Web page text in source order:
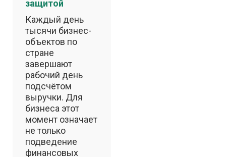
защитой
Каждый день
тысячи бизнес-
объектов по
стране
завершают
рабочий день
подсчётом
выручки. Для
бизнеса этот
момент означает
не только
подведение
финансовых